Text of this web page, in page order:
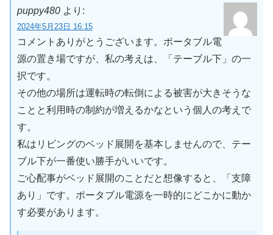
puppy480 より:
2024年5月23日 16:15
コメントありがとうございます。ポータブル電
源の置き場ですが、私の考えは、「テーブル下」の一
択です。
その他の場所は運転時の転倒による被害が大きそうな
ことと利用時の制約が増えるかなという個人の考えで
す。
私はリビングのベッド展開を基本しませんので、テー
ブル下が一番使い勝手がいいです。
ご心配事がベッド展開のことだと想像すると、「支障
あり」です。ポータブル電源を一時的にどこかに動か
す必要があります。